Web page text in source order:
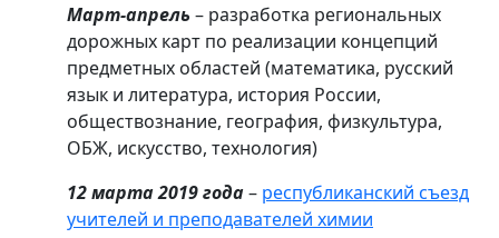
Март-апрель – разработка региональных
дорожных карт по реализации концепций
предметных областей (математика, русский
язык и литература, история России,
обществознание, география, физкультура,
ОБЖ, искусство, технология)
12 марта 2019 года– республиканский съезд
учителей и преподавателей химии